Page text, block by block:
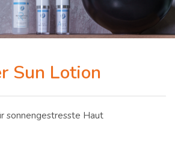
Sun Lotion
sonnengestresste Haut